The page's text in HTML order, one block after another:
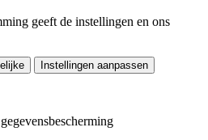
geeft de instellingen en ons
Instellingen aanpassen